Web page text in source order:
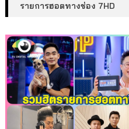
รายการฮอตทางช่อง 7HD